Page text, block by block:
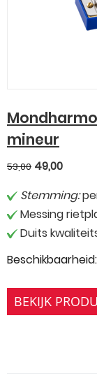
mineur
53,00 49,00
Stemming:
Messing
Duits
Beschikbaarheid:
BEKIJK